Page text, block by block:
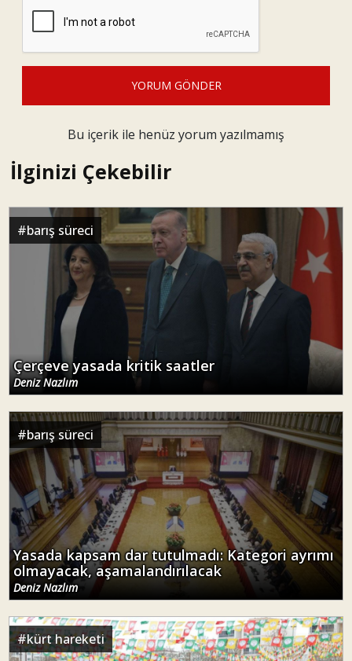
YORUM GÖNDER
Bu içerik ile henüz yorum yazılmamış
İlginizi Çekebilir
#barış süreci
Çerçeve yasada kritik saatler
Deniz Nazlım
#barış süreci
Yasada kapsam dar tutulmadı: Kategori ayrımı
olmayacak, aşamalandırılacak
Deniz Nazlım
#kürt hareketi